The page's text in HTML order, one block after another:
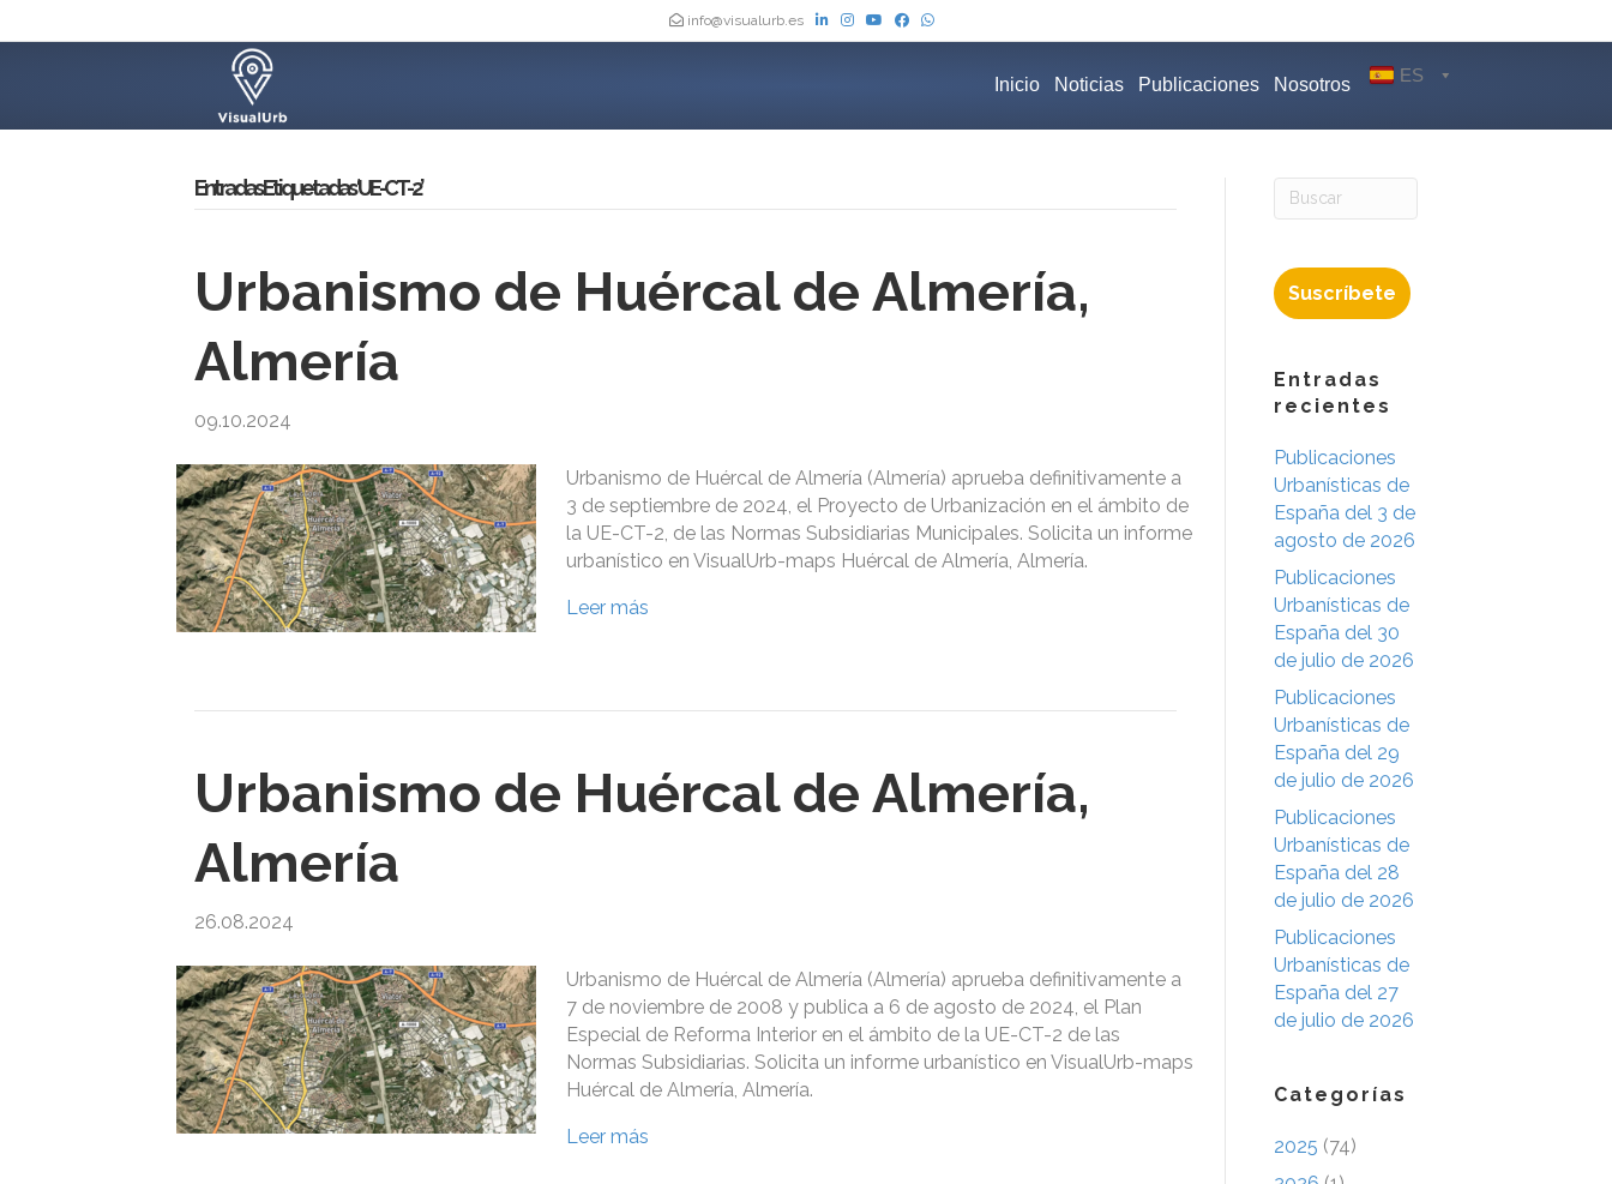
info@visualurb.es
Inicio Noticias Publicaciones Nosotros ES
Entradas Etiquetadas ‘UE-CT-2’
Urbanismo de Huércal de Almería,
Almería
09.10.2024
Urbanismo de Huércal de Almería (Almería) aprueba definitivamente a
3 de septiembre de 2024, el Proyecto de Urbanización en el ámbito de
la UE-CT-2, de las Normas Subsidiarias Municipales. Solicita un informe
urbanístico en VisualUrb-maps Huércal de Almería, Almería.
Leer más
Urbanismo de Huércal de Almería,
Almería
26.08.2024
Urbanismo de Huércal de Almería (Almería) aprueba definitivamente a
7 de noviembre de 2008 y publica a 6 de agosto de 2024, el Plan
Especial de Reforma Interior en el ámbito de la UE-CT-2 de las
Normas Subsidiarias. Solicita un informe urbanístico en VisualUrb-maps
Huércal de Almería, Almería.
Leer más
Suscríbete
Entradas
recientes
Publicaciones
Urbanísticas de
España del 3 de
agosto de 2026
Publicaciones
Urbanísticas de
España del 30
de julio de 2026
Publicaciones
Urbanísticas de
España del 29
de julio de 2026
Publicaciones
Urbanísticas de
España del 28
de julio de 2026
Publicaciones
Urbanísticas de
España del 27
de julio de 2026
Categorías
2025 (74)